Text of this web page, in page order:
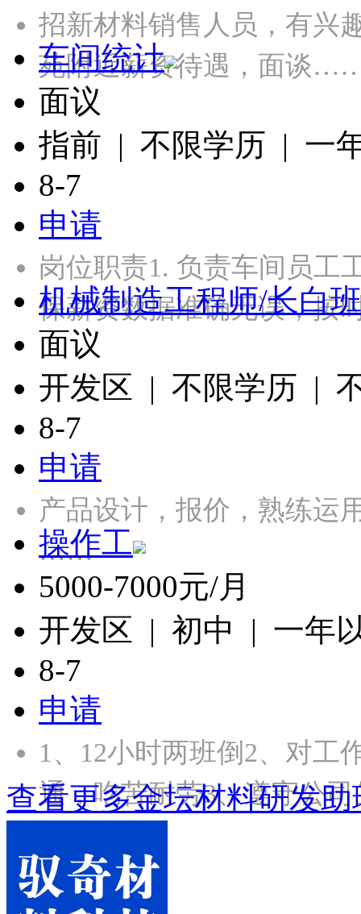
招新材料销售人员，有兴
苑附近薪资待遇，面谈
车间统计
面议
指前 | 不限学历 | 一
8-7
申请
岗位职责1. 负责车间员工
保薪资数据准确无误，
机械制造工程师/长白班
面议
开发区 | 不限学历 |
8-7
申请
产品设计，报价，熟练运
……
操作工
5000-7000元/月
开发区 | 初中 | 一年
8-7
申请
1、12小时两班倒2、对工
通，吃苦耐劳3、遵守公
查看更多金坛材料研发